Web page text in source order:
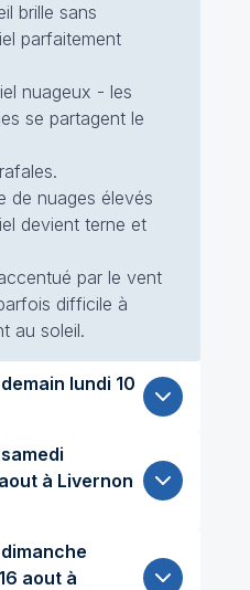
brille sans
parfaitement
nuageux - les
se partagent le
de nuages élevés
devient terne et
par le vent
difficile à
au soleil.
lundi 10